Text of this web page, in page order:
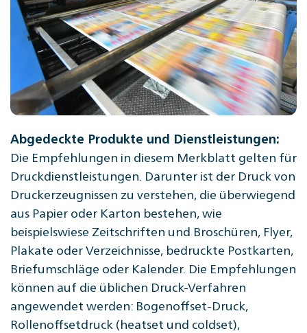
Abgedeckte Produkte und Dienstleistungen:
Die Empfehlungen in diesem Merkblatt gelten für
Druckdienstleistungen. Darunter ist der Druck von
Druckerzeugnissen zu verstehen, die überwiegend
aus Papier oder Karton bestehen, wie
beispielswiese Zeitschriften und Broschüren, Flyer,
Plakate oder Verzeichnisse, bedruckte Postkarten,
Briefumschläge oder Kalender. Die Empfehlungen
können auf die üblichen Druck-Verfahren
angewendet werden: Bogenoffset-Druck,
Rollenoffsetdruck (heatset und coldset),